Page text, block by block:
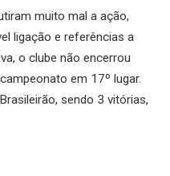
muito mal a ação,
ligação e referências a
o clube não encerrou
em 17º lugar.
sendo 3 vitórias,